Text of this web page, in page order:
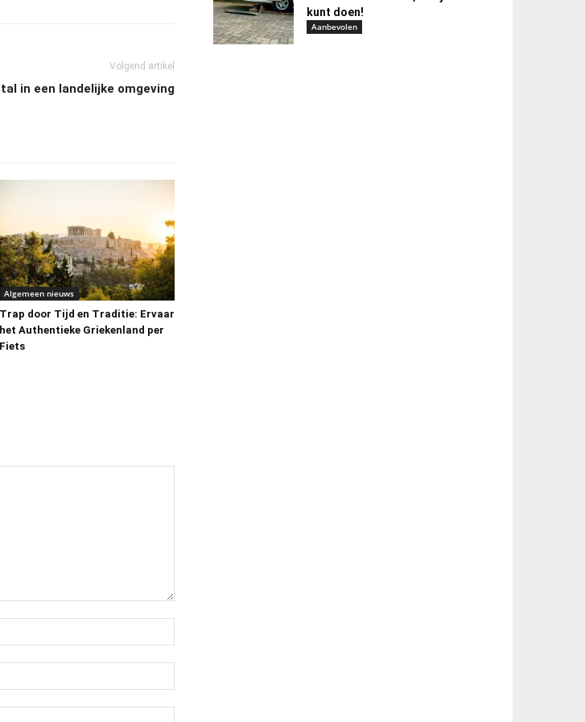
Volgend artikel
in een landelijke omgeving
Algemeen nieuws
Trap door Tijd en Traditie: Ervaar
het Authentieke Griekenland per
Fiets
kunt doen!
Aanbevolen